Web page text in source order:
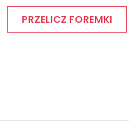
PRZELICZ FOREMKI